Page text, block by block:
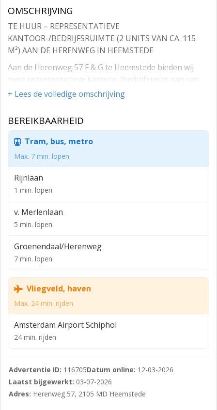
OMSCHRIJVING
TE HUUR – REPRESENTATIEVE
KANTOOR-/BEDRIJFSRUIMTE (2 UNITS VAN CA. 115
M²) AAN DE HERENWEG IN HEEMSTEDE
Aan de Herenweg 57 F & G te Heemstede bieden wij
twee representatieve kantoor-/bedrijfsunits aan van
ieder circa 115 m², gezamenlijk circa 230m². De units
geschikt voor diverse kantoor- en dienstverlenende
De ruimtes kenmerken zich door een functionele
indeling, goede daglichttoetreding en een
representatieve uitstraling. Hierdoor zijn de units
uitermate geschikt voor onder andere adviesbureaus,
zakelijke dienstverlening of andere kantoorhoudende
Een bijzonder pluspunt van de locatie is de ligging
groene en prettige werkomgeving. Het object is
daarnaast goed beveiligd, wat bijdraagt aan een veilige
OPPERVLAKTE
Unit F: circa 115 m² kantoor-/bedrijfsruimte
Unit G: circa 115 m² kantoor-/bedrijfsruimte
Totale oppervlakte circa 230m²
-Representatieve kantoor-/bedrijfsruimte
-Praktische en functionele indeling
+ Lees de volledige omschrijving
BEREIKBAARHEID
Tram, bus, metro
Max. 7 min. lopen
Rijnlaan
1 min. lopen
v. Merlenlaan
5 min. lopen
Groenendaal/Herenweg
7 min. lopen
Vliegveld, haven
Max. 24 min. rijden
Amsterdam Airport Schiphol
24 min. rijden
Advertentie ID: 116705Datum online: 12-03-2026
Laatst bijgewerkt: 03-07-2026
Adres: Herenweg 57, 2105 MD Heemstede